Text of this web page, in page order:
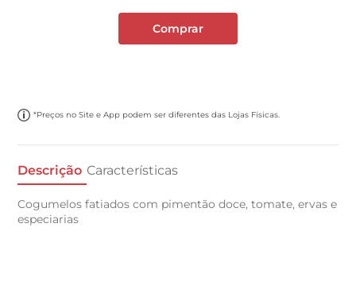
Comprar
*Preços no Site e App podem ser diferentes das Lojas Físicas.
Descrição Características
Cogumelos fatiados com pimentão doce, tomate, ervas e
especiarias